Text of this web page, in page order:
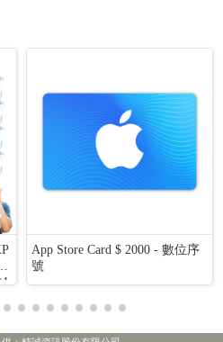
1
App Store Card $ 2000 - 數位序
號